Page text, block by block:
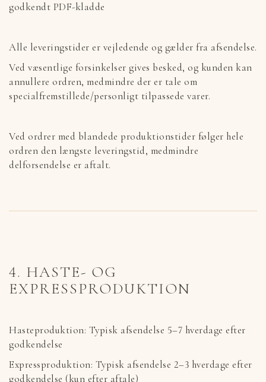
godkendt PDF-kladde
Alle leveringstider er vejledende og gælder fra afsendelse.
Ved væsentlige forsinkelser gives besked, og kunden kan
annullere ordren, medmindre der er tale om
specialfremstillede/personligt tilpassede varer.
Ved ordrer med blandede produktionstider følger hele
ordren den længste leveringstid, medmindre
delforsendelse er aftalt.
4. HASTE- OG
EXPRESSPRODUKTION
Hasteproduktion: Typisk afsendelse 5–7 hverdage efter
godkendelse
Expressproduktion: Typisk afsendelse 2–3 hverdage efter
godkendelse (kun efter aftale)